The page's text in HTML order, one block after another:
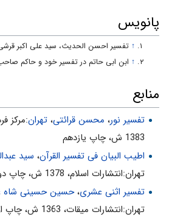
سخت بود وسبب عُسر و حَرَج مى‌شد.
4. چون هر سوره و آيه‌ى قرآن به تنهايى يك
تدريجى آن به منزله‌ى چندين معجزه‌ى پى در
5. نزول هر آيه به مناسبت نيازى كه پيدا
بدون در نظر گرفتن نيازها، تفاوت بسيار است.
6. بعضى آيات پاسخ سؤالات مردم است، پس
شود تا بعد آيه‌اى درپاسخ آن نازل شود.
7. بعضى آيات و احكام براى مدّتى معيّن نازل
ترتيل چيست؟
پانویس
↑ تفسير احسن الحديث، سید علی اکبر قرشی، ج‏7،
↑ ابن ابى حاتم در تفسیر خود و حاکم
منابع
تفسیر نور، محسن قرائتی، تهران:مركز
1383 ش، چاپ يازدهم
اطیب البیان فی تفسیر القرآن‌، سید
تهران:انتشارات اسلام‌، 1378 ش‌، چاپ دوم‌
تفسیر اثنی عشری،حسین حسینی شاه
تهران:انتشارات ميقات، 1363 ش، چاپ اول